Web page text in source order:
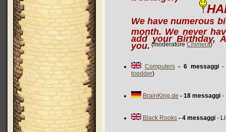
We have numerous
month. We never
add your Birthday,
you. (moderatore Chimera)
Computers - 6 messaggi-
toedder)
BrainKing.de - 18 messaggi -
Black Rooks - 4 messaggi -